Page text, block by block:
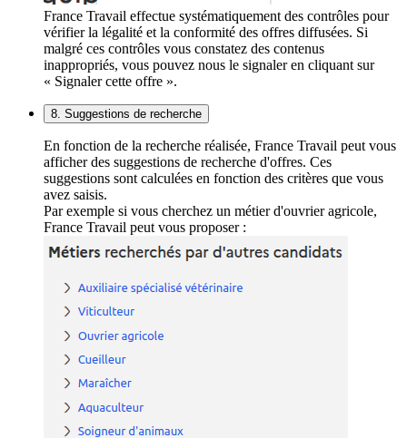
France Travail effectue systématiquement des contrôles pour
vérifier la légalité et la conformité des offres diffusées. Si
malgré ces contrôles vous constatez des contenus
inappropriés, vous pouvez nous le signaler en cliquant sur
« Signaler cette offre ».
8. Suggestions de recherche
En fonction de la recherche réalisée, France Travail peut vous
afficher des suggestions de recherche d'offres. Ces
suggestions sont calculées en fonction des critères que vous
avez saisis.
Par exemple si vous cherchez un métier d'ouvrier agricole,
France Travail peut vous proposer :